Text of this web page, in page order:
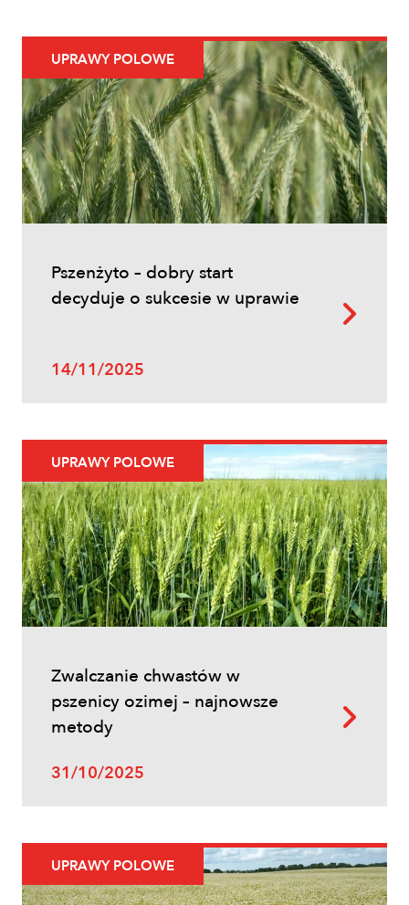
UPRAWY POLOWE
Pszenżyto – dobry start
decyduje o sukcesie w uprawie
14/11/2025
UPRAWY POLOWE
Zwalczanie chwastów w
pszenicy ozimej – najnowsze
metody
31/10/2025
UPRAWY POLOWE